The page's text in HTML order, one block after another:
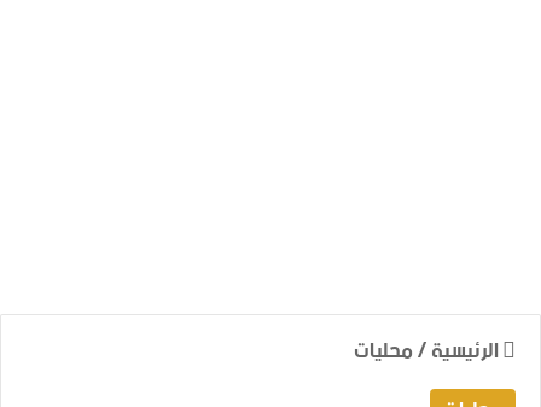
الرئيسية/محليات